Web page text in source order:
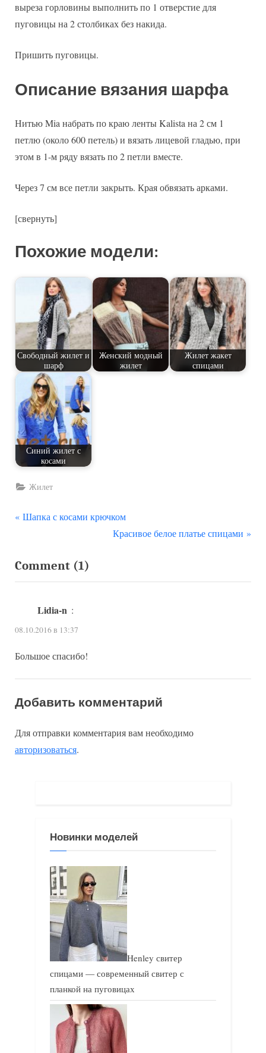
выреза горловины выполнить по 1 отверстие для
пуговицы на 2 столбиках без накида.
Пришить пуговицы.
Описание вязания шарфа
Нитью Mia набрать по краю ленты Kalista на 2 см 1
петлю (около 600 петель) и вязать лицевой гладью, при
этом в 1-м ряду вязать по 2 петли вместе.
Через 7 см все петли закрыть. Края обвязать арками.
[свернуть]
Похожие модели:
Свободный жилет и
шарф
Женский модный
жилет
Жилет жакет
спицами
Синий жилет с
косами
Жилет
Навигация
записям
П
д
ы
щ
з
а
и
с
Шапка с косами крючком
С
д
з
а
и
Красивое белое платье спицами
Comment (1)
“Вязаный
Lidia-n :
08.10.2016 в 13:37
Большое спасибо!
Добавить комментарий
Для отправки комментария вам необходимо
авторизоваться.
Новинки моделей
Henley свитер
спицами — современный свитер с
планкой на пуговицах